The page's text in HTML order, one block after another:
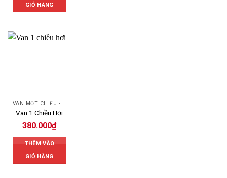
GIỎ HÀNG
VAN MỘT CHIỀU - SWING CHECK VALVE
Van 1 Chiều Hơi
380.000₫
THÊM VÀO
GIỎ HÀNG